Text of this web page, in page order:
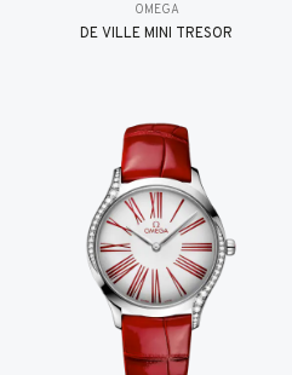
OMEGA
DE VILLE MINI TRÉSOR